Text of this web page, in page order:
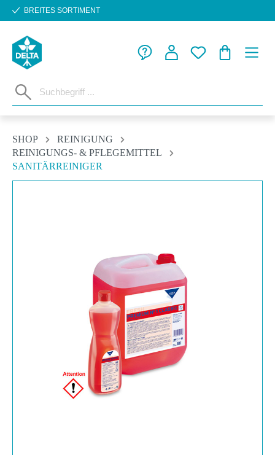
Zum Hauptinhalt springen
BREITES SORTIMENT
SHOP
REINIGUNG
REINIGUNGS- & PFLEGEMITTEL
SANITÄRREINIGER